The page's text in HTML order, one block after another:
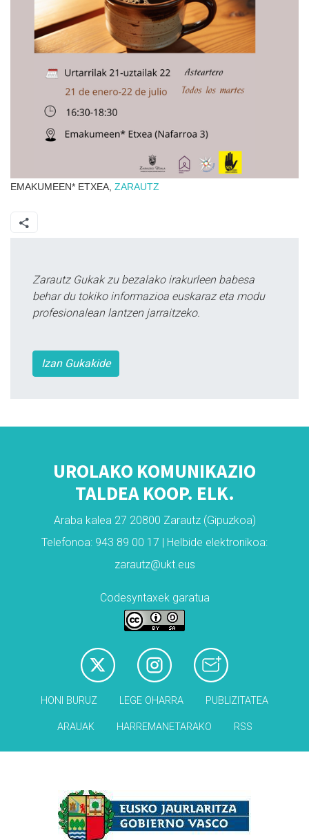
EMAKUMEEN* ETXEA, ZARAUTZ
Zarautz Gukak zu bezalako irakurleen babesa
behar du tokiko informazioa euskaraz eta modu
profesionalean lantzen jarraitzeko.
Izan Gukakide
UROLAKO KOMUNIKAZIO
TALDEA KOOP. ELK.
Araba kalea 27 20800 Zarautz (Gipuzkoa)
Telefonoa: 943 89 00 17 | Helbide elektronikoa:
zarautz@ukt.eus
Codesyntaxek garatua
HONI BURUZ LEGE OHARRA PUBLIZITATEA
ARAUAK HARREMANETARAKO RSS